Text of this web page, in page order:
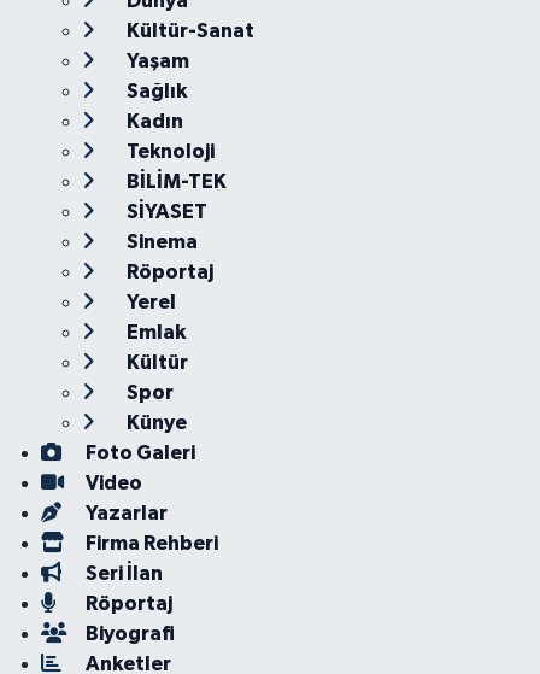
Kültür-Sanat
Yaşam
Sağlık
Kadın
Teknoloji
BİLİM-TEK
SİYASET
Sinema
Röportaj
Yerel
Emlak
Kültür
Spor
Künye
Foto Galeri
Video
Yazarlar
Firma Rehberi
Seri İlan
Röportaj
Biyografi
Anketler